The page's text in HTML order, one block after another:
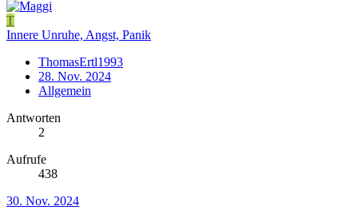
T
Innere Unruhe, Angst, Panik
ThomasErtl1993
28. Nov. 2024
Allgemein
Antworten
2
Aufrufe
438
30. Nov. 2024